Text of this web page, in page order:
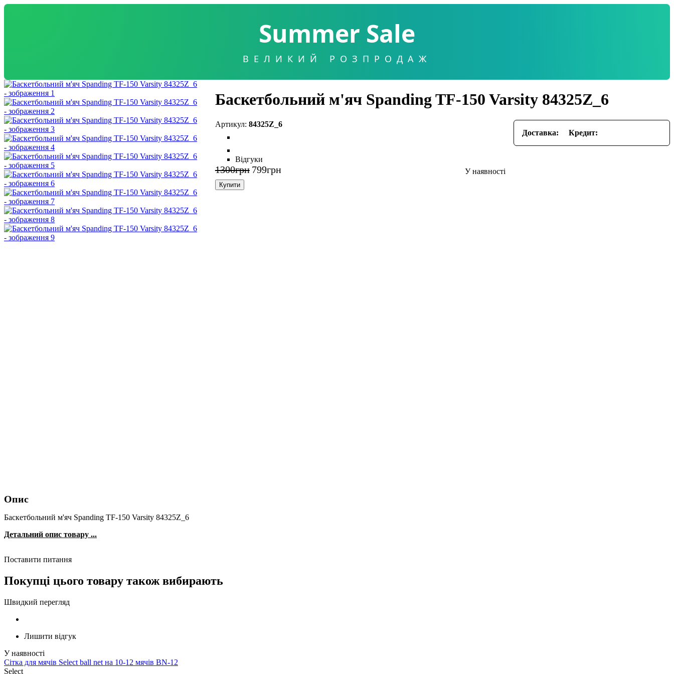
Summer Sale
ВЕЛИКИЙ РОЗПРОДАЖ
Баскетбольний м'яч Spanding TF-150 Varsity 84325Z_6
84325Z_6
Відгуки
1300грн 799грн
Купити
Доставка: Кредит:
Опис
Баскетбольний м'яч Spanding TF-150 Varsity 84325Z_6
Детальний опис товару ...
Поставити питання
Покупці цього товару також вибирають
Швидкий перегляд
Лишити відгук
Сітка для мячів Select ball net на 10-12 мячів BN-12
Select